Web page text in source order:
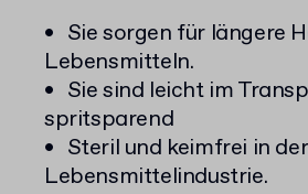
Sie sorgen für längere
Lebensmitteln.
Sie sind leicht im
spritsparend
Steril und keimfrei in
Lebensmittelindustrie.